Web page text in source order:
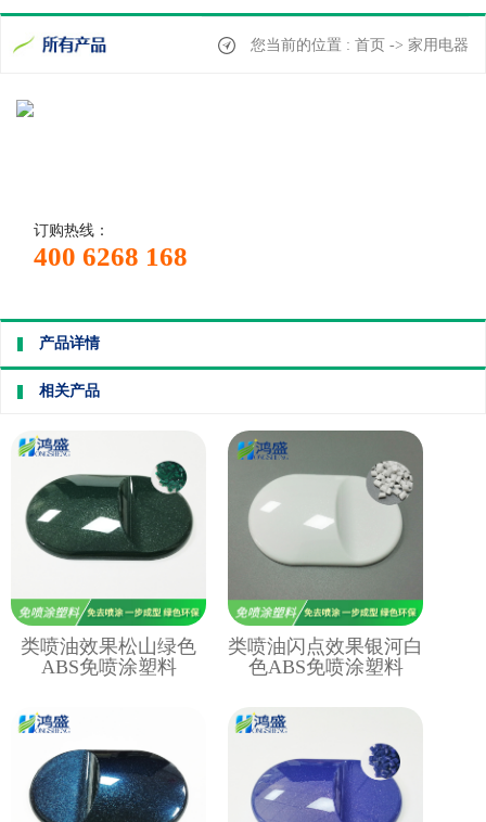
您当前的位置 : 首页 -> 家用电器
订购热线：
400 6268 168
产品详情
相关产品
类喷油效果松山绿色
ABS免喷涂塑料
类喷油闪点效果银河白
色ABS免喷涂塑料